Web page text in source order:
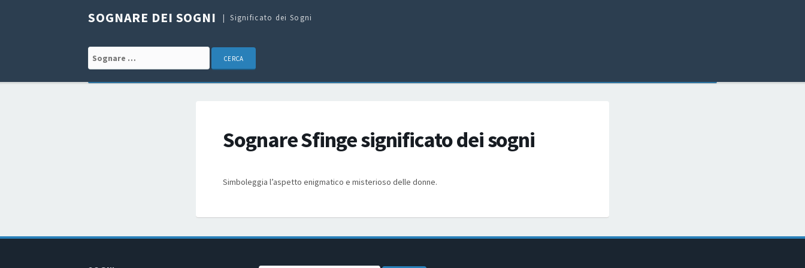
SOGNARE DEI SOGNI Significato dei Sogni
Search for:
Sognare Sfinge significato dei sogni
Simboleggia l’aspetto enigmatico e misterioso delle donne.